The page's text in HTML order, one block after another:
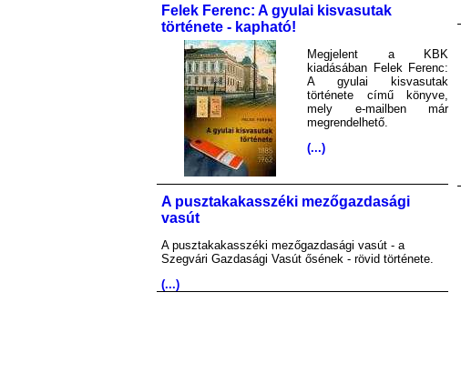
Felek Ferenc: A gyulai kisvasutak
története - kapható!
Megjelent a KBK
kiadásában Felek Ferenc:
A gyulai kisvasutak
története című könyve,
mely e-mailben már
megrendelhető.
(...)
A pusztakakasszéki mezőgazdasági
vasút
A pusztakakasszéki mezőgazdasági vasút - a
Szegvári Gazdasági Vasút ősének - rövid története.
(...)